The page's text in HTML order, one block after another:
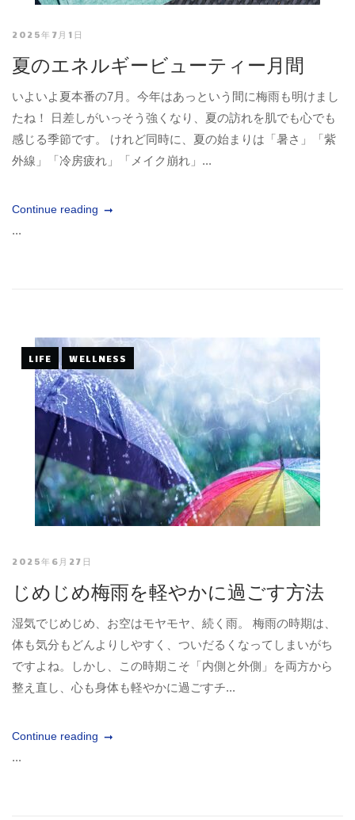
2025年7月1日
夏のエネルギービューティー月間
いよいよ夏本番の7月。今年はあっという間に梅雨も明けまし
たね！ 日差しがいっそう強くなり、夏の訪れを肌でも心でも
感じる季節です。 けれど同時に、夏の始まりは「暑さ」「紫
外線」「冷房疲れ」「メイク崩れ」...
Continue reading
...
LIFE WELLNESS
2025年6月27日
じめじめ梅雨を軽やかに過ごす方法
湿気でじめじめ、お空はモヤモヤ、続く雨。 梅雨の時期は、
体も気分もどんよりしやすく、ついだるくなってしまいがち
ですよね。しかし、この時期こそ「内側と外側」を両方から
整え直し、心も身体も軽やかに過ごすチ...
Continue reading
...